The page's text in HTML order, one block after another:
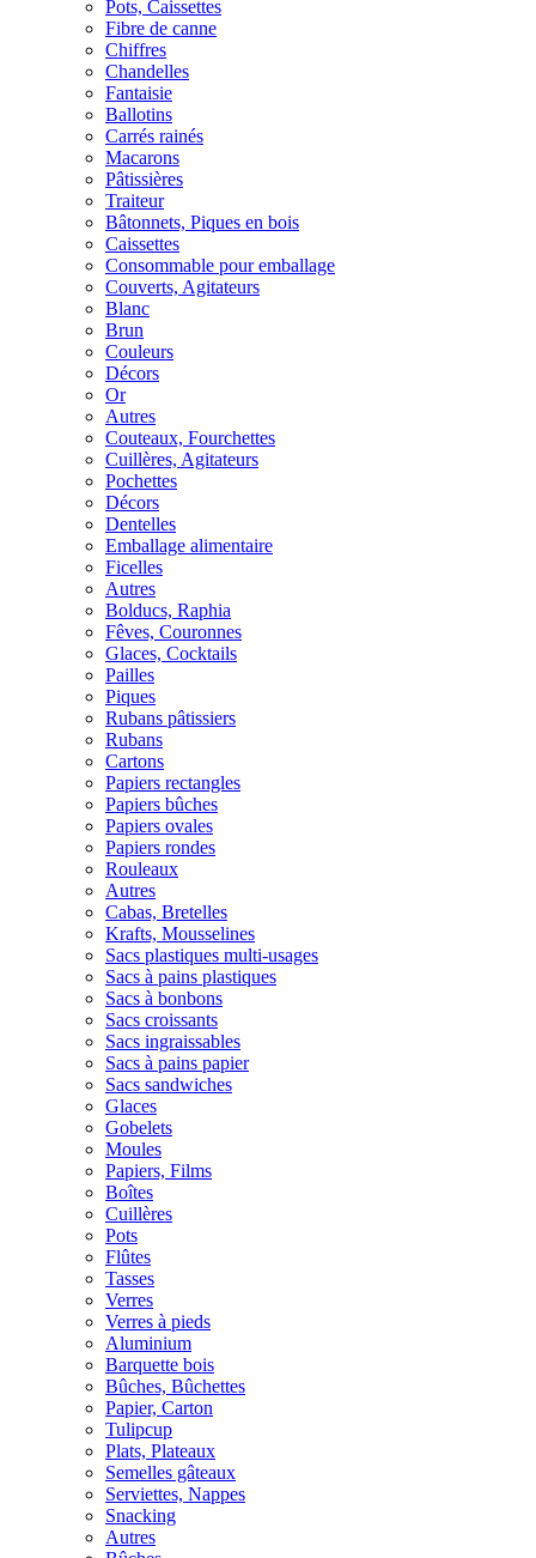
Pots, Caissettes
Fibre de canne
Chiffres
Chandelles
Fantaisie
Ballotins
Carrés rainés
Macarons
Pâtissières
Traiteur
Bâtonnets, Piques en bois
Caissettes
Consommable pour emballage
Couverts, Agitateurs
Blanc
Brun
Couleurs
Décors
Or
Autres
Couteaux, Fourchettes
Cuillères, Agitateurs
Pochettes
Décors
Dentelles
Emballage alimentaire
Ficelles
Autres
Bolducs, Raphia
Fêves, Couronnes
Glaces, Cocktails
Pailles
Piques
Rubans pâtissiers
Rubans
Cartons
Papiers rectangles
Papiers bûches
Papiers ovales
Papiers rondes
Rouleaux
Autres
Cabas, Bretelles
Krafts, Mousselines
Sacs plastiques multi-usages
Sacs à pains plastiques
Sacs à bonbons
Sacs croissants
Sacs ingraissables
Sacs à pains papier
Sacs sandwiches
Glaces
Gobelets
Moules
Papiers, Films
Boîtes
Cuillères
Pots
Flûtes
Tasses
Verres
Verres à pieds
Aluminium
Barquette bois
Bûches, Bûchettes
Papier, Carton
Tulipcup
Plats, Plateaux
Semelles gâteaux
Serviettes, Nappes
Snacking
Autres